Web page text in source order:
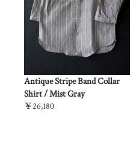
Antique Stripe Band Collar
Shirt / Mist Gray
￥26,180